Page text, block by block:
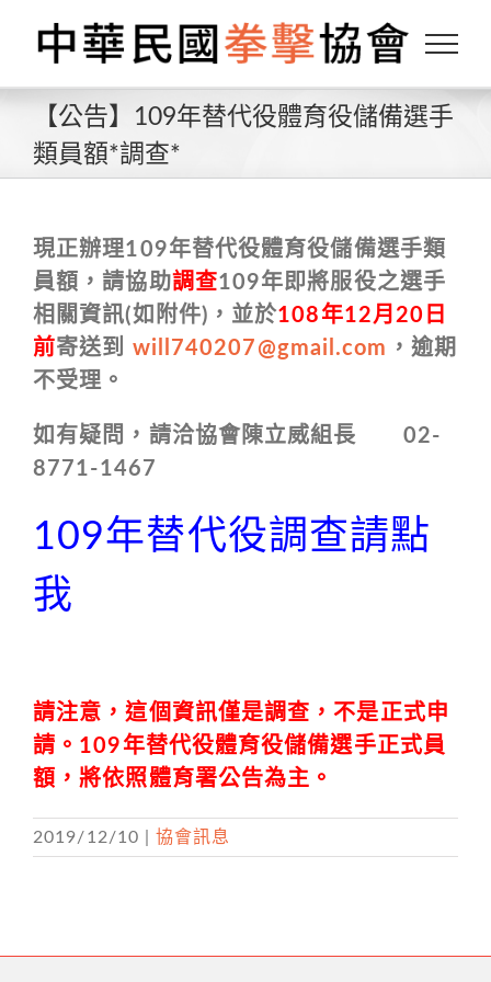
content
【公告】109年替代役體育役儲備選手
類員額*調查*
現正辦理109年替代役體育役儲備選手類
員額，請協助調查109年即將服役之選手
相關資訊(如附件)，並於108年12月20日
前寄送到 will740207@gmail.com ，逾期
不受理。
如有疑問，請洽協會陳立威組長 02-
8771-1467
109年替代役調查請點
我
請注意，這個資訊僅是調查，不是正式申
請。109年替代役體育役儲備選手正式員
額，將依照體育署公告為主。
2019/12/10 協會訊息